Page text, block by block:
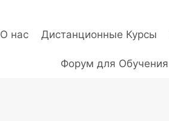
О нас Дистанционные Курсы
Форум для Обучения